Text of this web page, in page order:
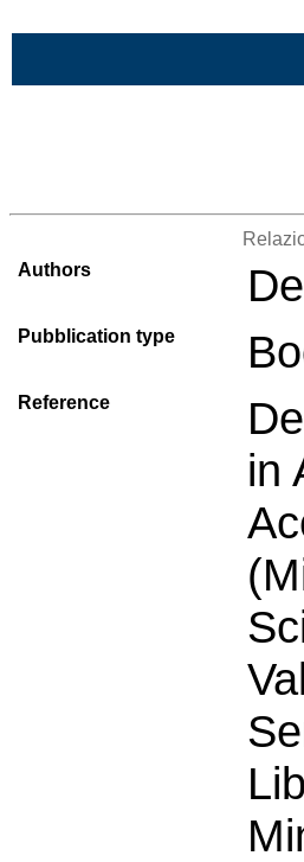
Authors
Pubblication type
Reference
in